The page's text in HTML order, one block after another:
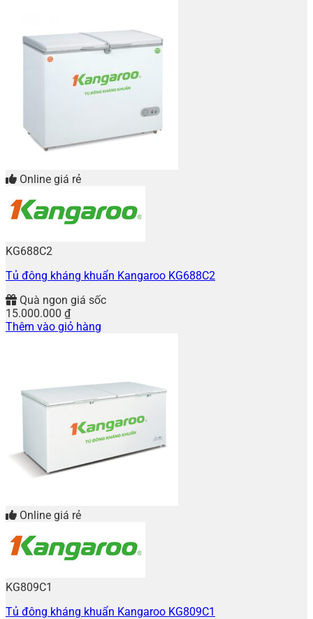
Online giá rẻ
KG688C2
Tủ đông kháng khuẩn Kangaroo KG688C2
Quà ngon giá sốc
15.000.000 ₫
Thêm vào giỏ hàng
Online giá rẻ
KG809C1
Tủ đông kháng khuẩn Kangaroo KG809C1